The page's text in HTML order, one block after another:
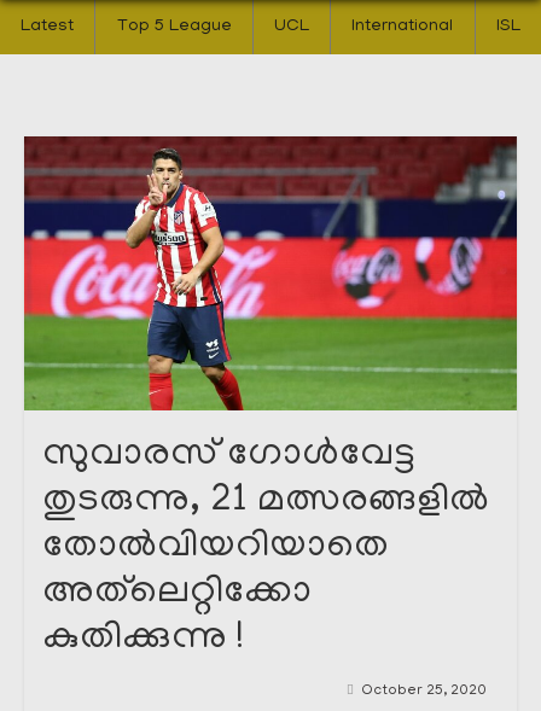
Latest Top 5 League UCL International ISL
സുവാരസ് ഗോൾവേട്ട
തുടരുന്നു, 21 മത്സരങ്ങളിൽ
തോൽവിയറിയാതെ
അത്‌ലെറ്റിക്കോ
കുതിക്കുന്നു !
October 25, 2020